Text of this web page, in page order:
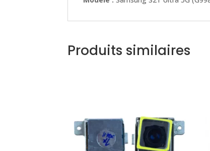
Produits similaires